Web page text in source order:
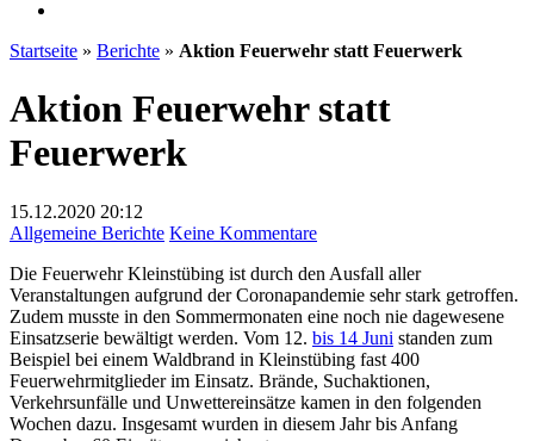
Startseite » Berichte » Aktion Feuerwehr statt Feuerwerk
Aktion Feuerwehr statt
Feuerwerk
15.12.2020 20:12
Allgemeine Berichte Keine Kommentarezu
Feuerwehr
statt
Feuerwerk
Die Feuerwehr Kleinstübing ist durch den Ausfall aller
Veranstaltungen aufgrund der Coronapandemie sehr stark getroffen.
Zudem musste in den Sommermonaten eine noch nie dagewesene
Einsatzserie bewältigt werden. Vom 12. bis 14 Juni standen zum
Beispiel bei einem Waldbrand in Kleinstübing fast 400
Feuerwehrmitglieder im Einsatz. Brände, Suchaktionen,
Verkehrsunfälle und Unwettereinsätze kamen in den folgenden
Wochen dazu. Insgesamt wurden in diesem Jahr bis Anfang